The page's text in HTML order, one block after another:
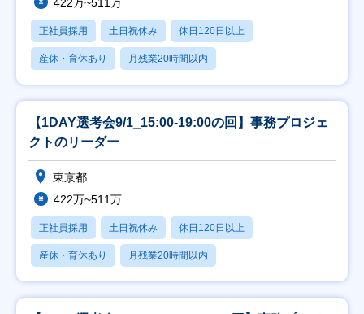
正社員採用 土日祝休み 休日120日以上
産休・育休あり 月残業20時間以内
【1DAY選考会9/1_15:00-19:00の回】事務プロジェ
クトのリーダー
東京都
422万~511万
正社員採用 土日祝休み 休日120日以上
産休・育休あり 月残業20時間以内